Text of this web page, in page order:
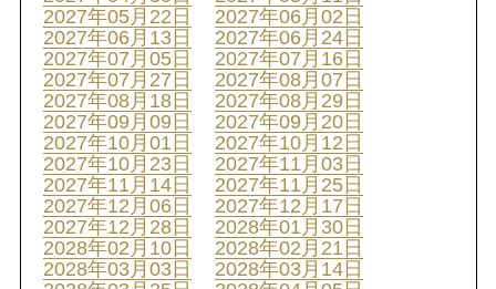
2027年05月22日
2027年06月02日
2027年06月13日
2027年06月24日
2027年07月05日
2027年07月16日
2027年07月27日
2027年08月07日
2027年08月18日
2027年08月29日
2027年09月09日
2027年09月20日
2027年10月01日
2027年10月12日
2027年10月23日
2027年11月03日
2027年11月14日
2027年11月25日
2027年12月06日
2027年12月17日
2027年12月28日
2028年01月30日
2028年02月10日
2028年02月21日
2028年03月03日
2028年03月14日